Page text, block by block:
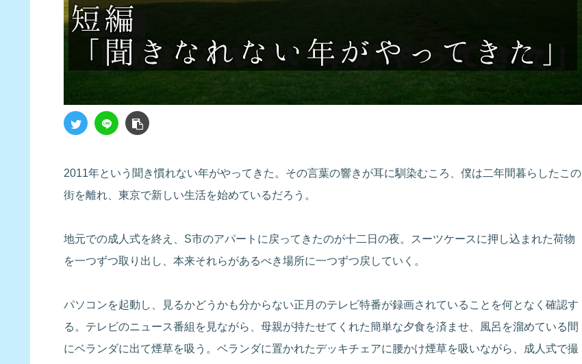
2011年という聞き慣れない年がやってきた。その言葉の響きが耳に馴染むころ、僕は二年間暮らしたこの
街を離れ、東京で新しい生活を始めているだろう。
地元での成人式を終え、S市のアパートに戻ってきたのが十二日の夜。スーツケースに押し込まれた荷物
を一つずつ取り出し、本来それらがあるべき場所に一つずつ戻していく。
パソコンを起動し、見るかどうかも分からない正月のテレビ特番が録画されていることを何となく確認す
る。テレビのニュース番組を見ながら、母親が持たせてくれた簡単な夕食を済ませ、風呂を溜めている間
にベランダに出て煙草を吸う。ベランダに置かれたデッキチェアに腰かけ煙草を吸いながら、成人式で撮